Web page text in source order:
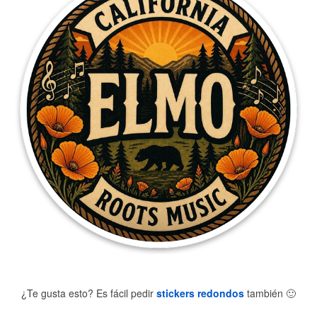
¿Te gusta esto? Es fácil pedir stickers redondos también 🙂